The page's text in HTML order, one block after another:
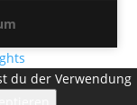
du der Verwendung